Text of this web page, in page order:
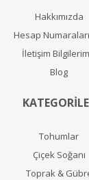
Hakkımızda
Hesap
İletişim
Blog
Tohumlar
Çiçek Soğanı
Toprak &